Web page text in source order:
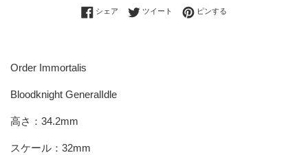
シェア Facebookでシェアする
ツイート Twitterに投稿する
ピンする
Order Immortalis
Bloodknight GeneralIdle
高さ ：34.2mm
スケール：32mm